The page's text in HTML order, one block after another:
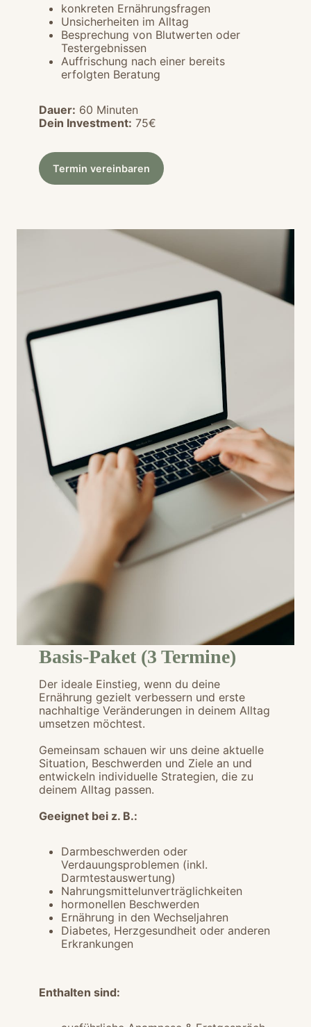
konkreten Ernährungsfragen
Unsicherheiten im Alltag
Besprechung von Blutwerten oder
Testergebnissen
Auffrischung nach einer bereits
erfolgten Beratung
Dauer: 60 Minuten
Dein Investment: 75€
Termin vereinbaren
Basis-Paket (3 Termine)
Der ideale Einstieg, wenn du deine
Ernährung gezielt verbessern und erste
nachhaltige Veränderungen in deinem Alltag
umsetzen möchtest.
Gemeinsam schauen wir uns deine aktuelle
Situation, Beschwerden und Ziele an und
entwickeln individuelle Strategien, die zu
deinem Alltag passen.
Geeignet bei z. B.:
Darmbeschwerden oder
Verdauungsproblemen (inkl.
Darmtestauswertung)
Nahrungsmittelunverträglichkeiten
hormonellen Beschwerden
Ernährung in den Wechseljahren
Diabetes, Herzgesundheit oder anderen
Erkrankungen
Enthalten sind: